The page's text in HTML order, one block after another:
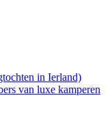
in Ierland)
van luxe kamperen